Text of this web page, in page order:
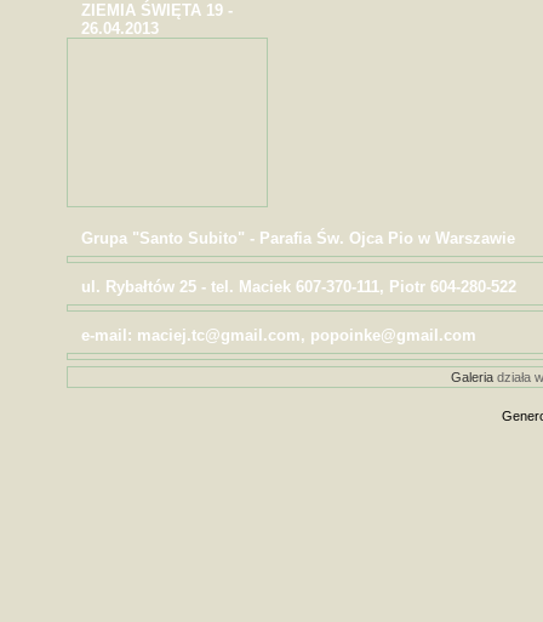
ZIEMIA ŚWIĘTA 19 -
26.04.2013
Grupa "Santo Subito" - Parafia Św. Ojca Pio w Warszawie
ul. Rybałtów 25 - tel. Maciek 607-370-111, Piotr 604-280-522
e-mail: maciej.tc@gmail.com, popoinke@gmail.com
Galeriadziała